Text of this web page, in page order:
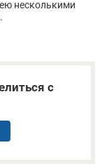
несколькими
с